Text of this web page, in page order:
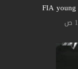
FIA